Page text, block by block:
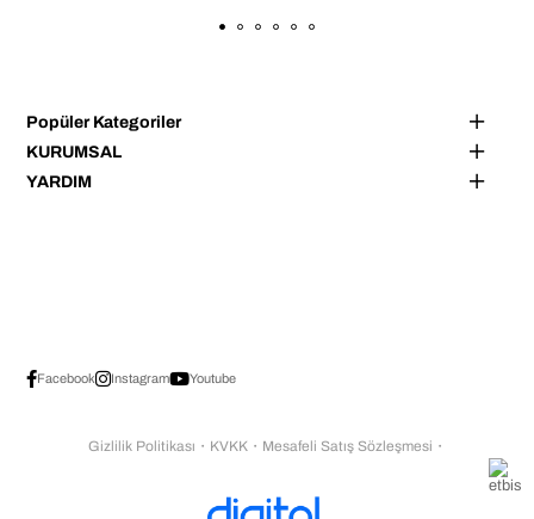
Popüler Kategoriler
KURUMSAL
YARDIM
Facebook Instagram Youtube
Gizlilik Politikası ・ KVKK ・ Mesafeli Satış Sözleşmesi ・